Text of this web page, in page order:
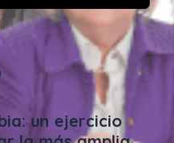
un ejercicio